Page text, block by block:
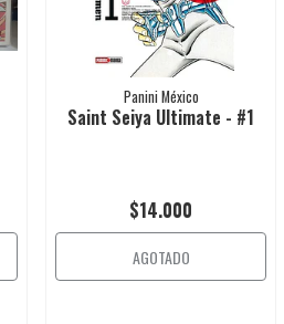
Panini México
Saint Seiya Ultimate - #1
$14.000
AGOTADO